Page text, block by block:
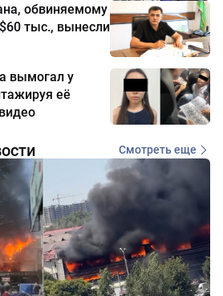
обвиняемому
тыс., вынесли
вымогал у
её
Смотреть еще